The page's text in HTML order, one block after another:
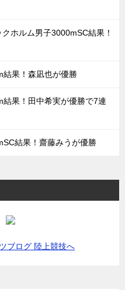
ホルム男子3000mSC結果！
結果！森凪也が優勝
果！田中希実が優勝で7連
結果！齋藤みうが優勝